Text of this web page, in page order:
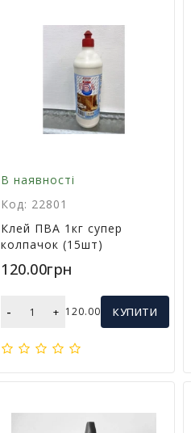
В наявності
Код: 22801
Клей ПВА 1кг супер
колпачок (15шт)
120.00грн
- + 120.00 КУПИТИ